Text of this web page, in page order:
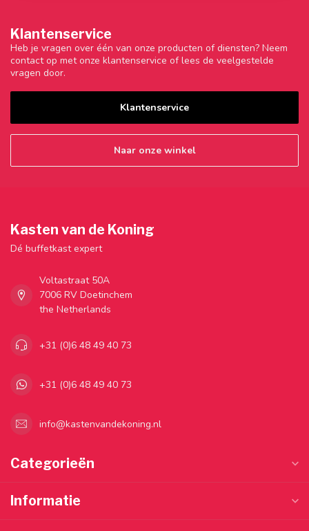
Klantenservice
Heb je vragen over één van onze producten of diensten? Neem
contact op met onze klantenservice of lees de veelgestelde
vragen door.
Klantenservice
Naar onze winkel
Kasten van de Koning
Dé buffetkast expert
Voltastraat 50A
7006 RV Doetinchem
the Netherlands
+31 (0)6 48 49 40 73
+31 (0)6 48 49 40 73
info@kastenvandekoning.nl
Categorieën
Informatie